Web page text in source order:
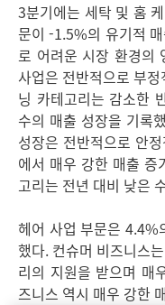
3분기에는 세탁 및 홈
문이 -1.5%의 유기적
로 어려운 시장 환경의
사업은 전반적으로 부
닝 카테고리는 감소한
수의 매출 성장을 기록
성장은 전반적으로 안
에서 매우 강한 매출 증
고리는 전년 대비 낮은
헤어 사업 부문은 4.4%
했다. 컨슈머 비즈니스
리의 지원을 받으며 매
즈니스 역시 매우 강한